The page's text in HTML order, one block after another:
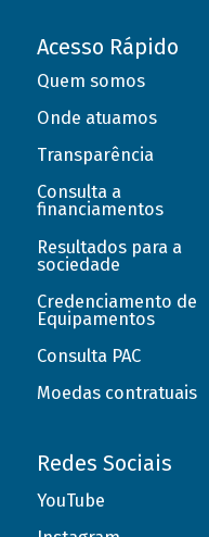
Acesso Rápido
Quem somos
Onde atuamos
Transparência
Consulta a
financiamentos
Resultados para a
sociedade
Credenciamento de
Equipamentos
Consulta PAC
Moedas contratuais
Redes Sociais
YouTube